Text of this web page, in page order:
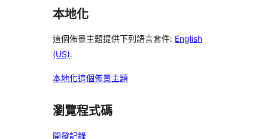
本地化
這個佈景主題提供下列語言套件: English
(US).
本地化這個佈景主題
瀏覽程式碼
開發記錄